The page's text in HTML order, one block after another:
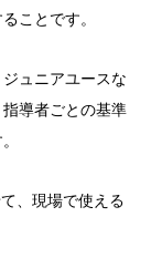
ことです。
ュニアユースな
導者ごとの基準
、現場で使える